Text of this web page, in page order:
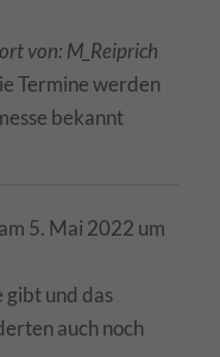
von: M_Reiprich
Termine werden
bekannt
5. Mai 2022 um
gibt und das
auch noch